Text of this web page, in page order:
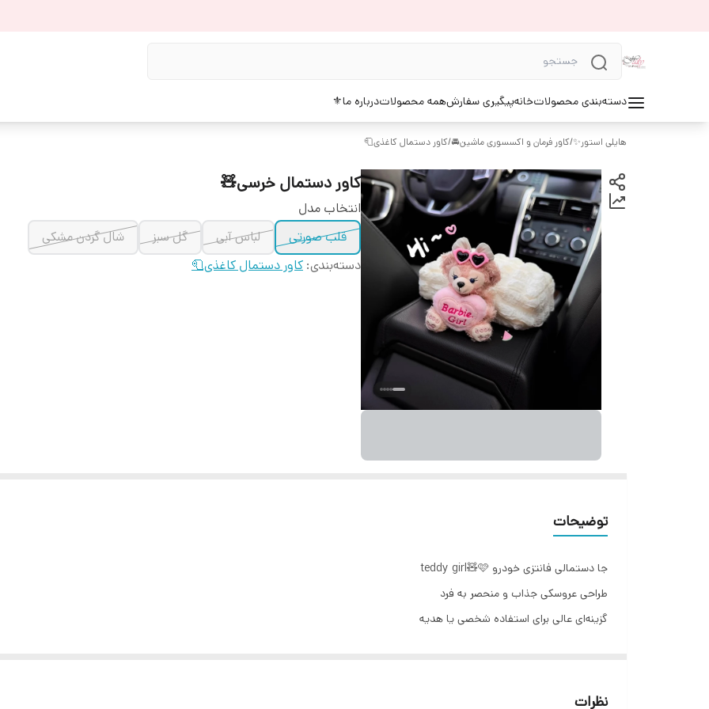
دسته‌بندی محصولاتخانهپیگیری سفارشهمه محصولاتدرباره ما⚜️
هایلی استور✨/کاور فرمان و اکسسوری ماشین🚘/کاور دستمال کاغذی🧻
کاور دستمال خرسی🧸
انتخاب مدل
قلب صورتی
لباس آبی گل سبز
شال گردن مشکی
دسته‌بندی: کاور دستمال کاغذی🧻
توضیحات
جا دستمالی فانتزی خودرو teddy girl🧸🩷
طراحی عروسکی جذاب و منحصر به فرد
گزینه‌ای عالی برای استفاده شخصی یا هدیه
همراه بند و قفل قابل تنظیم برای نصب صندلی،افتاب گیر و کنسول وسط خودرونظرات